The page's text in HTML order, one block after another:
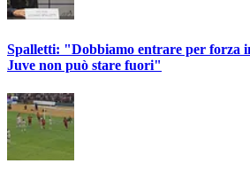
Spalletti: "Dobbiamo entrare per forza
Juve non può stare fuori"